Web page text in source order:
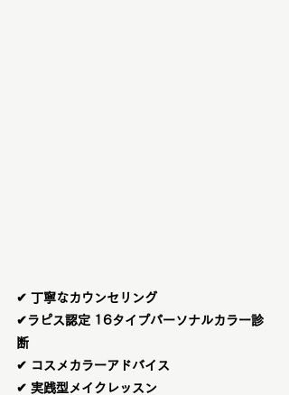
✔ 丁寧なカウンセリング
✔ラピス認定 16タイプパーソナルカラー診
断
✔ コスメカラーアドバイス
✔ 実践型メイクレッスン